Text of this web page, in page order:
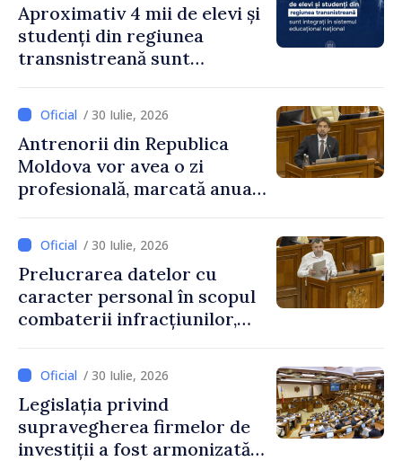
Aproximativ 4 mii de elevi și
studenți din regiunea
transnistreană sunt
educațional național
/ 30 Iulie, 2026
Antrenorii din Republica
Moldova vor avea o zi
profesională, marcată anual
/ 30 Iulie, 2026
Prelucrarea datelor cu
caracter personal în scopul
combaterii infracțiunilor,
/ 30 Iulie, 2026
Legislația privind
supravegherea firmelor de
investiții a fost armonizată